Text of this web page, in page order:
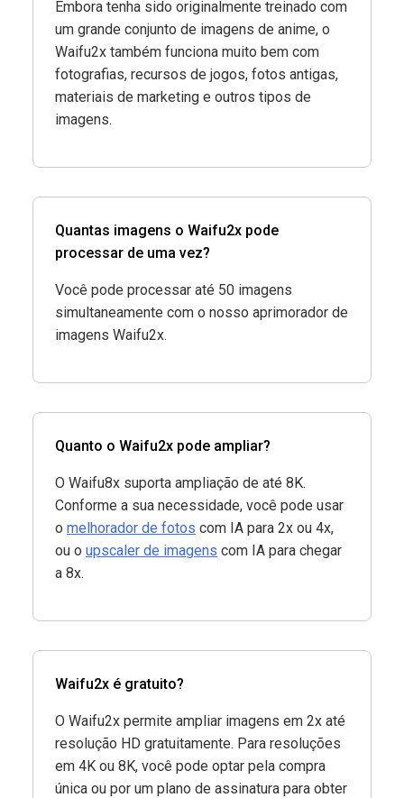
Embora tenha sido originalmente treinado com
um grande conjunto de imagens de anime, o
Waifu2x também funciona muito bem com
fotografias, recursos de jogos, fotos antigas,
materiais de marketing e outros tipos de
imagens.
Quantas imagens o Waifu2x pode
processar de uma vez?
Você pode processar até 50 imagens
simultaneamente com o nosso aprimorador de
imagens Waifu2x.
Quanto o Waifu2x pode ampliar?
O Waifu8x suporta ampliação de até 8K.
Conforme a sua necessidade, você pode usar
o melhorador de fotos com IA para 2x ou 4x,
ou o upscaler de imagens com IA para chegar
a 8x.
Waifu2x é gratuito?
O Waifu2x permite ampliar imagens em 2x até
resolução HD gratuitamente. Para resoluções
em 4K ou 8K, você pode optar pela compra
única ou por um plano de assinatura para obter